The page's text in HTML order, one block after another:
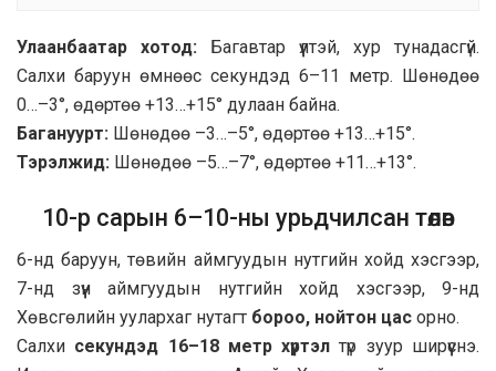
Улаанбаатар хотод: Багавтар үүлтэй, хур тунадасгүй.
Салхи баруун өмнөөс секундэд 6–11 метр. Шөнөдөө
0…–3°, өдөртөө +13…+15° дулаан байна.
Багануурт: Шөнөдөө –3…–5°, өдөртөө +13…+15°.
Тэрэлжид: Шөнөдөө –5…–7°, өдөртөө +11…+13°.
10-р сарын 6–10-ны урьдчилсан төлөв
6-нд баруун, төвийн аймгуудын нутгийн хойд хэсгээр,
7-нд зүүн аймгуудын нутгийн хойд хэсгээр, 9-нд
Хөвсгөлийн уулархаг нутагт бороо, нойтон цас орно.
Салхи секундэд 16–18 метр хүртэл түр зуур ширүүснэ.